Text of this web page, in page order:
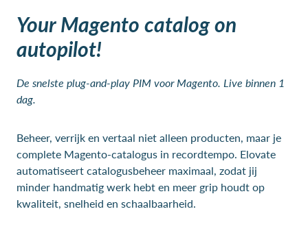
Your Magento catalog on
autopilot!
De snelste plug-and-play PIM voor Magento. Live binnen 1
dag.
Beheer, verrijk en vertaal niet alleen producten, maar je
complete Magento-catalogus in recordtempo. Elovate
automatiseert catalogusbeheer maximaal, zodat jij
minder handmatig werk hebt en meer grip houdt op
kwaliteit, snelheid en schaalbaarheid.